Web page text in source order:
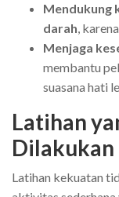
Mendukung
darah,
Menjaga
membantu
suasana hati
Latihan
Dilakukan
Latihan kekuatan